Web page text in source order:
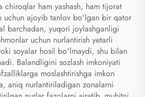
chiroqlar ham yashash, ham tijorat
uchun ajoyib tanlov bo'lgan bir qator
barchadan, yuqori joylashganligi
uchun nurlantirish yetarli
soyalar hosil bo'lmaydi, shu bilan
Balandligini sozlash imkoniyati
moslashtirishga imkon
aniq nurlantiriladigan zonalarni